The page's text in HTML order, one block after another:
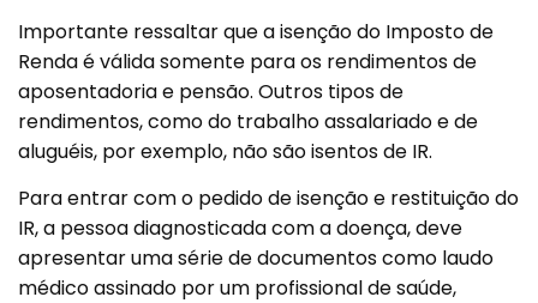
Importante ressaltar que a isenção do Imposto de
Renda é válida somente para os rendimentos de
aposentadoria e pensão. Outros tipos de
rendimentos, como do trabalho assalariado e de
aluguéis, por exemplo, não são isentos de IR.
Para entrar com o pedido de isenção e restituição do
IR, a pessoa diagnosticada com a doença, deve
apresentar uma série de documentos como laudo
médico assinado por um profissional de saúde,